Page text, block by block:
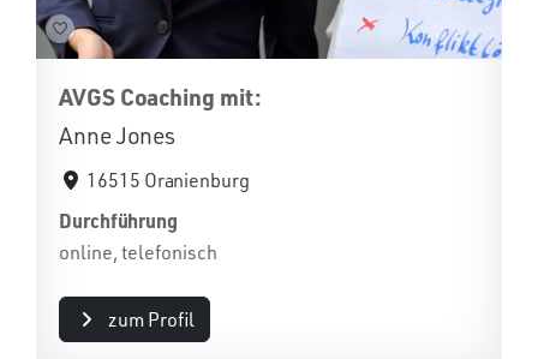
AVGS Coaching mit:
Anne Jones
16515 Oranienburg
Durchführung
online, telefonisch
zum Profil